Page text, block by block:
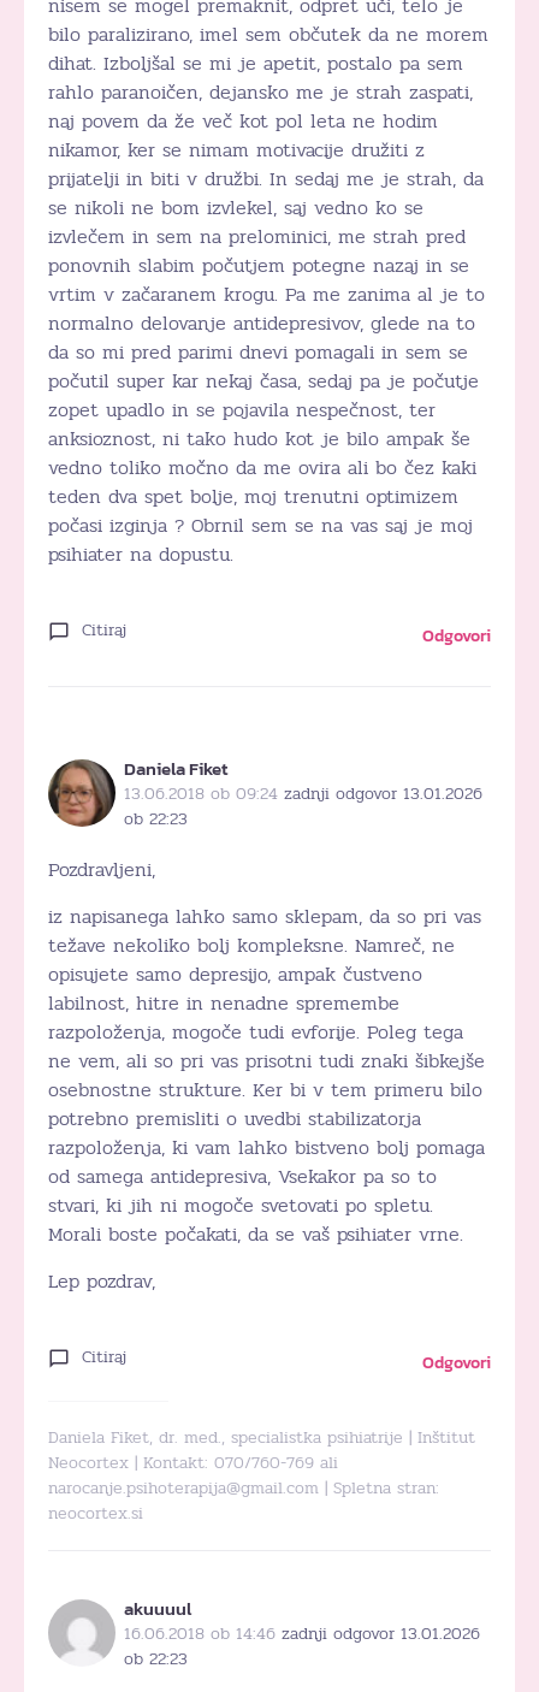
bilo paralizirano, imel sem občutek da ne morem
dihat. Izboljšal se mi je apetit, postalo pa sem
rahlo paranoičen, dejansko me je strah zaspati,
naj povem da že več kot pol leta ne hodim
nikamor, ker se nimam motivacije družiti z
prijatelji in biti v družbi. In sedaj me je strah, da
se nikoli ne bom izvlekel, saj vedno ko se
izvlečem in sem na prelominici, me strah pred
ponovnih slabim počutjem potegne nazaj in se
vrtim v začaranem krogu. Pa me zanima al je to
normalno delovanje antidepresivov, glede na to
da so mi pred parimi dnevi pomagali in sem se
počutil super kar nekaj časa, sedaj pa je počutje
zopet upadlo in se pojavila nespečnost, ter
anksioznost, ni tako hudo kot je bilo ampak še
vedno toliko močno da me ovira ali bo čez kaki
teden dva spet bolje, moj trenutni optimizem
počasi izginja ? Obrnil sem se na vas saj je moj
psihiater na dopustu.
Citiraj Odgovori
Daniela Fiket
13.06.2018 ob 09:24 zadnji odgovor 13.01.2026
ob 22:23
Pozdravljeni,
iz napisanega lahko samo sklepam, da so pri vas
težave nekoliko bolj kompleksne. Namreč, ne
opisujete samo depresijo, ampak čustveno
labilnost, hitre in nenadne spremembe
razpoloženja, mogoče tudi evforije. Poleg tega
ne vem, ali so pri vas prisotni tudi znaki šibkejše
osebnostne strukture. Ker bi v tem primeru bilo
potrebno premisliti o uvedbi stabilizatorja
razpoloženja, ki vam lahko bistveno bolj pomaga
od samega antidepresiva, Vsekakor pa so to
stvari, ki jih ni mogoče svetovati po spletu.
Morali boste počakati, da se vaš psihiater vrne.
Lep pozdrav,
Citiraj Odgovori
Daniela Fiket, dr. med., specialistka psihiatrije | Inštitut
Neocortex | Kontakt: 070/760-769 ali
narocanje.psihoterapija@gmail.com | Spletna stran:
neocortex.si
akuuuul
16.06.2018 ob 14:46 zadnji odgovor 13.01.2026
ob 22:23